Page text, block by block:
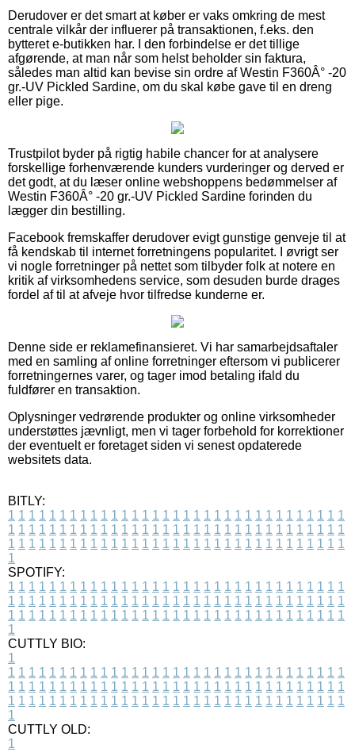
Derudover er det smart at køber er vaks omkring de mest
centrale vilkår der influerer på transaktionen, f.eks. den
bytteret e-butikken har. I den forbindelse er det tillige
afgørende, at man når som helst beholder sin faktura,
således man altid kan bevise sin ordre af Westin F360Â° -20
gr.-UV Pickled Sardine, om du skal købe gave til en dreng
eller pige.
Trustpilot byder på rigtig habile chancer for at analysere
forskellige forhenværende kunders vurderinger og derved er
det godt, at du læser online webshoppens bedømmelser af
Westin F360Â° -20 gr.-UV Pickled Sardine forinden du
lægger din bestilling.
Facebook fremskaffer derudover evigt gunstige genveje til at
få kendskab til internet forretningens popularitet. I øvrigt ser
vi nogle forretninger på nettet som tilbyder folk at notere en
kritik af virksomhedens service, som desuden burde drages
fordel af til at afveje hvor tilfredse kunderne er.
Denne side er reklamefinansieret. Vi har samarbejdsaftaler
med en samling af online forretninger eftersom vi publicerer
forretningernes varer, og tager imod betaling ifald du
fuldfører en transaktion.
Oplysninger vedrørende produkter og online virksomheder
understøttes jævnligt, men vi tager forbehold for korrektioner
der eventuelt er foretaget siden vi senest opdaterede
websitets data.
BITLY:
1 1 1 1 1 1 1 1 1 1 1 1 1 1 1 1 1 1 1 1 1 1 1 1 1 1 1 1 1 1 1 1 1
1 1 1 1 1 1 1 1 1 1 1 1 1 1 1 1 1 1 1 1 1 1 1 1 1 1 1 1 1 1 1 1 1
1 1 1 1 1 1 1 1 1 1 1 1 1 1 1 1 1 1 1 1 1 1 1 1 1 1 1 1 1 1 1 1 1
1
SPOTIFY:
1 1 1 1 1 1 1 1 1 1 1 1 1 1 1 1 1 1 1 1 1 1 1 1 1 1 1 1 1 1 1 1 1
1 1 1 1 1 1 1 1 1 1 1 1 1 1 1 1 1 1 1 1 1 1 1 1 1 1 1 1 1 1 1 1 1
1 1 1 1 1 1 1 1 1 1 1 1 1 1 1 1 1 1 1 1 1 1 1 1 1 1 1 1 1 1 1 1 1
1
CUTTLY BIO:
1
1 1 1 1 1 1 1 1 1 1 1 1 1 1 1 1 1 1 1 1 1 1 1 1 1 1 1 1 1 1 1 1 1
1 1 1 1 1 1 1 1 1 1 1 1 1 1 1 1 1 1 1 1 1 1 1 1 1 1 1 1 1 1 1 1 1
1 1 1 1 1 1 1 1 1 1 1 1 1 1 1 1 1 1 1 1 1 1 1 1 1 1 1 1 1 1 1 1 1
1
CUTTLY OLD:
1